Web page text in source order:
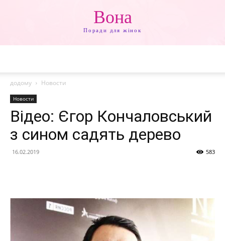
Вона
Поради для жінок
додому Новости
Новости
Відео: Єгор Кончаловський
з сином садять дерево
16.02.2019 583